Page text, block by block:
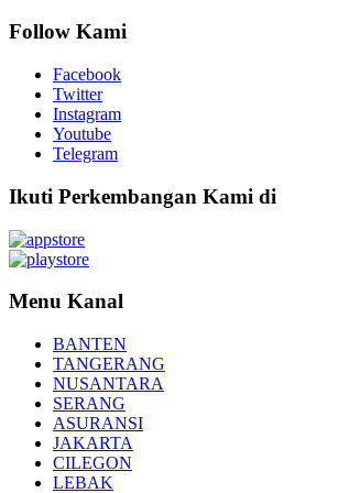
Follow Kami
Facebook
Twitter
Instagram
Youtube
Telegram
Ikuti Perkembangan Kami di
Menu Kanal
BANTEN
TANGERANG
NUSANTARA
SERANG
ASURANSI
JAKARTA
CILEGON
LEBAK